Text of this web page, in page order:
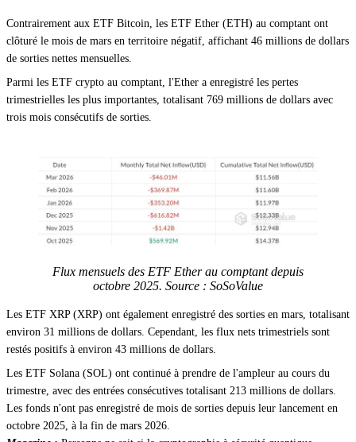
Contrairement aux ETF Bitcoin, les ETF Ether (ETH) au comptant ont
clôturé le mois de mars en territoire négatif, affichant 46 millions de dollars
de sorties nettes mensuelles.
Parmi les ETF crypto au comptant, l'Ether a enregistré les pertes
trimestrielles les plus importantes, totalisant 769 millions de dollars avec
trois mois consécutifs de sorties.
Flux mensuels des ETF Ether au comptant depuis
octobre 2025. Source : SoSoValue
Les ETF XRP (XRP) ont également enregistré des sorties en mars, totalisant
environ 31 millions de dollars. Cependant, les flux nets trimestriels sont
restés positifs à environ 43 millions de dollars.
Les ETF Solana (SOL) ont continué à prendre de l'ampleur au cours du
trimestre, avec des entrées consécutives totalisant 213 millions de dollars.
Les fonds n'ont pas enregistré de mois de sorties depuis leur lancement en
octobre 2025, à la fin de mars 2026.